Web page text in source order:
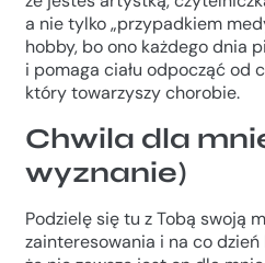
a nie tylko „przypadkiem
hobby, bo ono każdego dnia
i pomaga ciału odpocząć od
który towarzyszy chorobie.
Chwila dla
wyznanie)
Podzielę się tu z Tobą swoją
zainteresowania i na co